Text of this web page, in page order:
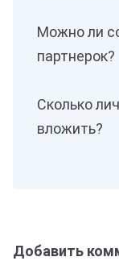
Можно ли
партнерок?
Сколько
вложить?
Добавить